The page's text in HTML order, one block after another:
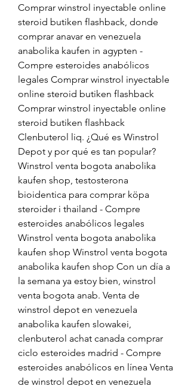
Comprar winstrol inyectable online
steroid butiken flashback, donde
comprar anavar en venezuela
anabolika kaufen in agypten -
Compre esteroides anabólicos
legales Comprar winstrol inyectable
online steroid butiken flashback
Comprar winstrol inyectable online
steroid butiken flashback
Clenbuterol liq. ¿Qué es Winstrol
Depot y por qué es tan popular?
Winstrol venta bogota anabolika
kaufen shop, testosterona
bioidentica para comprar köpa
steroider i thailand - Compre
esteroides anabólicos legales
Winstrol venta bogota anabolika
kaufen shop Winstrol venta bogota
anabolika kaufen shop Con un día a
la semana ya estoy bien, winstrol
venta bogota anab. Venta de
winstrol depot en venezuela
anabolika kaufen slowakei,
clenbuterol achat canada comprar
ciclo esteroides madrid - Compre
esteroides anabólicos en línea Venta
de winstrol depot en venezuela